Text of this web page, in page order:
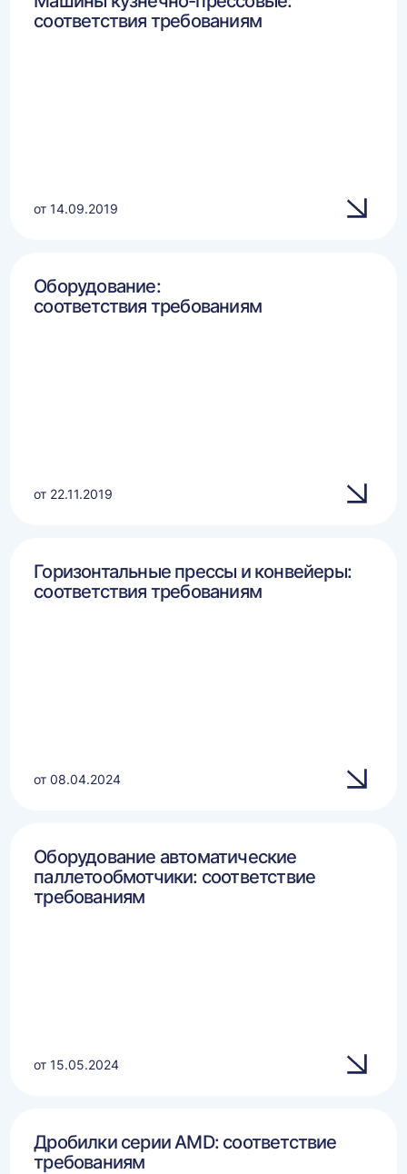
соответствия требованиям
от 14.09.2019
Оборудование:
соответствия требованиям
от 22.11.2019
Горизонтальные прессы и конвейеры:
соответствия требованиям
от 08.04.2024
Оборудование автоматические
паллетообмотчики: соответствие
требованиям
от 15.05.2024
Дробилки серии AMD: соответствие
требованиям